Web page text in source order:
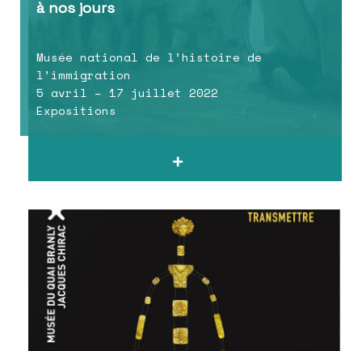
à nos jours
Musée national de l’histoire de
l’immigration
5 avril – 17 juillet 2022
Expositions